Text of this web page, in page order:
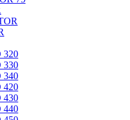
320
330
340
420
430
440